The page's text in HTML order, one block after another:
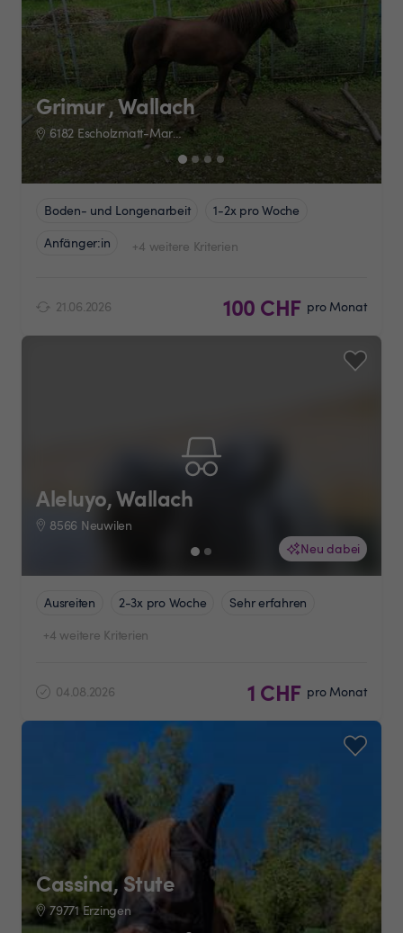
Grimur , Wallach
6182 Escholzmatt-Marbach
Boden- und Longenarbeit
1-2x pro Woche
Anfänger:in
+4 weitere Kriterien
21.06.2026 100 CHF pro Monat
Neu dabei
Aleluyo, Wallach
8566 Neuwilen
Ausreiten 2-3x pro Woche
Sehr erfahren
+4 weitere Kriterien
04.08.2026 1 CHF pro Monat
Cassina, Stute
79771 Erzingen